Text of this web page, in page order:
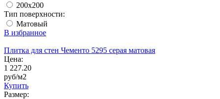
200x200
Тип поверхности:
Матовый
В избранное
Плитка для стен Чементо 5295 серая матовая
Цена:
1 227.20
руб/м2
Купить
Размер: